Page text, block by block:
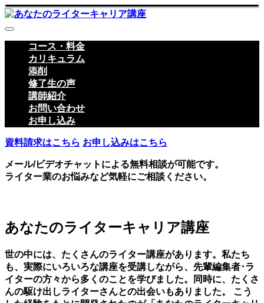
コース・料金
カリキュラム
添削
修了生の声
講師紹介
お問い合わせ
お申し込み
資料請求はこちら お申し込みはこちら
メール/ビデオチャットによる無料相談が可能です。
ライター業のお悩みなど気軽にご相談ください。
あなたのライターキャリア講座
世の中には、たくさんのライター講座があります。私たち
も、実際にいろいろな講座を受講しながら、先輩編集者･ラ
イターの方々から多くのことを学びました。同時に、たくさ
んの駆け出しライターさんとの出会いもありました。 こう